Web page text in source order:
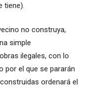
tiene).
no construya,
simple
ilegales, con lo
por el que se pararán
ordenará el